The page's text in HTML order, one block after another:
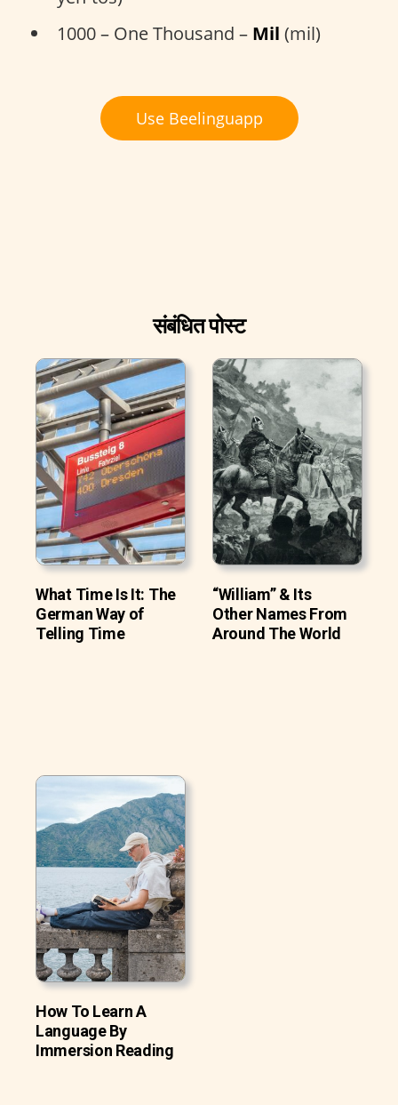
1000 – One Thousand – Mil (mil)
Use Beelinguapp
संबंधित पोस्ट
What Time Is It: The
German Way of
Telling Time
“William” & Its
Other Names From
Around The World
How To Learn A
Language By
Immersion Reading